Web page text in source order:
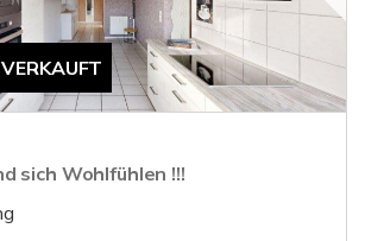
VERKAUFT
sich Wohlfühlen !!!